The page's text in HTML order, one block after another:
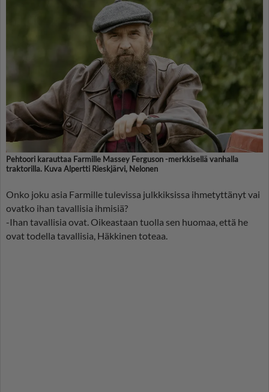
Pehtoori karauttaa Farmille Massey Ferguson -merkkisellä vanhalla
traktorilla. Kuva Alpertti Rieskjärvi, Nelonen
Onko joku asia Farmille tulevissa julkkiksissa ihmetyttänyt vai
ovatko ihan tavallisia ihmisiä?
-Ihan tavallisia ovat. Oikeastaan tuolla sen huomaa, että he
ovat todella tavallisia, Häkkinen toteaa.